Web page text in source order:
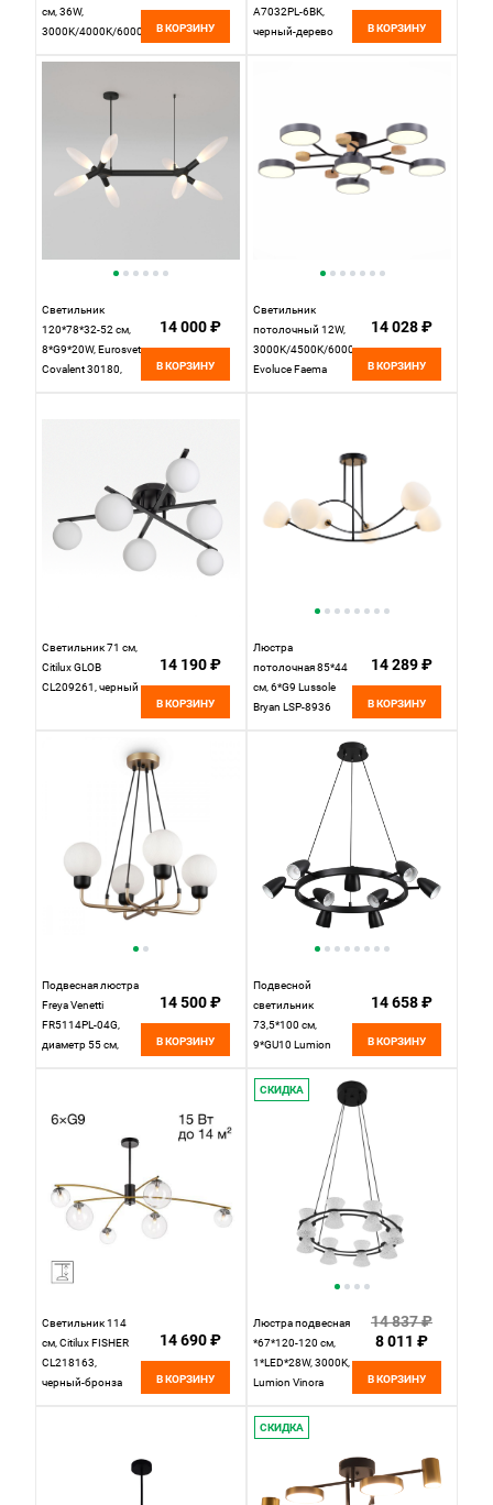
см, 36W,
3000K/4000K/6000K
В КОРЗИНУ
A7032PL-6BK,
черный-дерево
В КОРЗИНУ
Светильник
120*78*32-52 см,
8*G9*20W, Eurosvet
Covalent 30180,
14 000 ₽
В КОРЗИНУ
Светильник
потолочный 12W,
3000K/4500K/6000K,
Evoluce Faema
14 028 ₽
В КОРЗИНУ
Светильник 71 см,
Citilux GLOB
CL209261, черный
14 190 ₽
В КОРЗИНУ
Люстра
потолочная 85*44
см, 6*G9 Lussole
Bryan LSP-8936
14 289 ₽
В КОРЗИНУ
Подвесная люстра
Freya Venetti
FR5114PL-04G,
диаметр 55 см,
14 500 ₽
В КОРЗИНУ
Подвесной
светильник
73,5*100 см,
9*GU10 Lumion
черный
14 658 ₽
В КОРЗИНУ
Светильник 114
см, Citilux FISHER
CL218163,
черный-бронза
14 690 ₽
В КОРЗИНУ
СКИДКА
Люстра подвесная
*67*120-120 см,
1*LED*28W, 3000K,
Lumion Vinora
14 837 ₽
8 011 ₽
В КОРЗИНУ
СКИДКА